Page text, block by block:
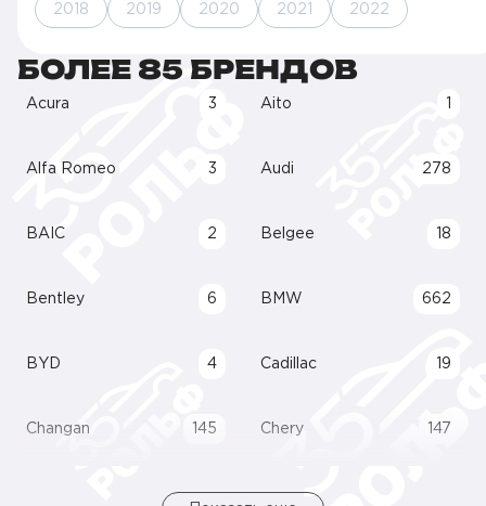
2018 2019 2020 2021 2022
БОЛЕЕ 85 БРЕНДОВ
Acura 3 Aito
Alfa Romeo 3 Audi 278
BAIC 2 Belgee 18
Bentley 6 BMW 662
BYD 4 Cadillac 19
Changan 145 Chery 147